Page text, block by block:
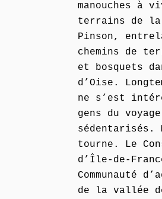
manouches à
terrains de la
Pinson,
chemins de
et bosquets
d’Oise.
ne s’est
gens du voyage
sédentarisés.
tourne. Le
d’Île-de-
Communauté
de la vallée